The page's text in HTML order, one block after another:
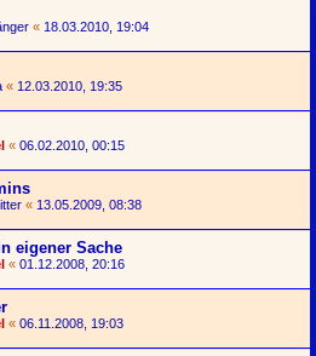
« 18.03.2010, 19:04
« 12.03.2010, 19:35
« 06.02.2010, 00:15
« 13.05.2009, 08:38
eigener Sache
« 01.12.2008, 20:16
« 06.11.2008, 19:03